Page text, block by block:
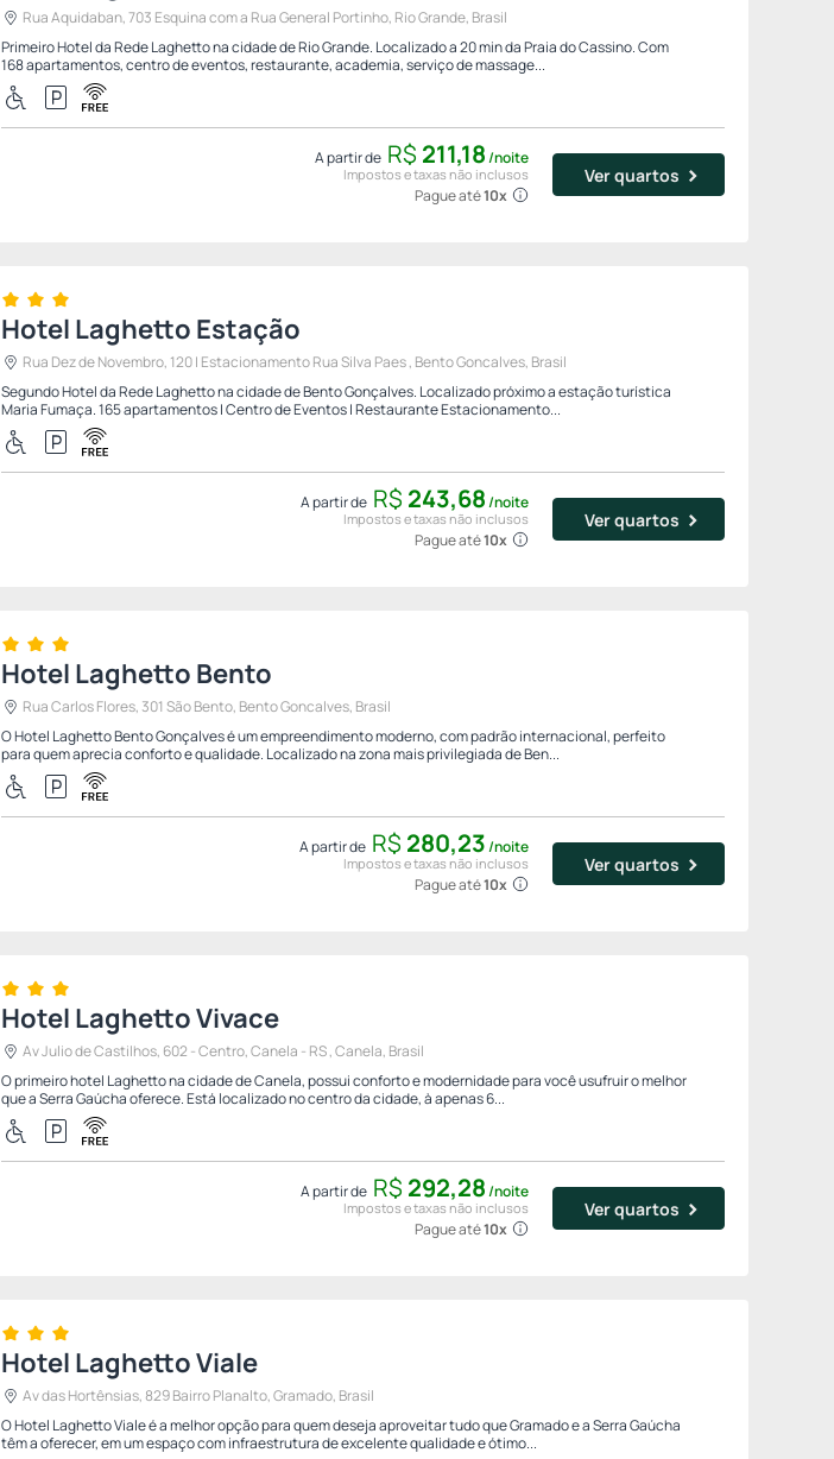
Rua Aquidaban, 703 Esquina com a Rua General Portinho, Rio Grande, Brasil
Primeiro Hotel da Rede Laghetto na cidade de Rio Grande. Localizado a 20 min da Praia do Cassino. Com
168 apartamentos, centro de eventos, restaurante, academia, serviço de massage...
A partir de R$ 211,18/noite
Impostos e taxas não inclusos
Pague até10x
Ver quartos
Hotel Laghetto Estação
Rua Dez de Novembro, 120 | Estacionamento Rua Silva Paes , Bento Goncalves, Brasil
Segundo Hotel da Rede Laghetto na cidade de Bento Gonçalves. Localizado próximo a estação turística
Maria Fumaça. 165 apartamentos | Centro de Eventos | Restaurante Estacionamento...
A partir de R$ 243,68/noite
Impostos e taxas não inclusos
Pague até10x
Ver quartos
Hotel Laghetto Bento
Rua Carlos Flores, 301 São Bento, Bento Goncalves, Brasil
O Hotel Laghetto Bento Gonçalves é um empreendimento moderno, com padrão internacional, perfeito
para quem aprecia conforto e qualidade. Localizado na zona mais privilegiada de Ben...
A partir de R$ 280,23/noite
Impostos e taxas não inclusos
Pague até10x
Ver quartos
Hotel Laghetto Vivace
Av Julio de Castilhos, 602 - Centro, Canela - RS , Canela, Brasil
O primeiro hotel Laghetto na cidade de Canela, possui conforto e modernidade para você usufruir o melhor
que a Serra Gaúcha oferece. Está localizado no centro da cidade, à apenas 6...
A partir de R$ 292,28/noite
Impostos e taxas não inclusos
Pague até10x
Ver quartos
Hotel Laghetto Viale
Av das Hortênsias, 829 Bairro Planalto, Gramado, Brasil
O Hotel Laghetto Viale é a melhor opção para quem deseja aproveitar tudo que Gramado e a Serra Gaúcha
têm a oferecer, em um espaço com infraestrutura de excelente qualidade e ótimo...